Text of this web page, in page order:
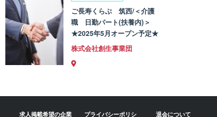
ご長寿くらぶ 筑西/＜介護
職 日勤パート(扶養内)＞
★2025年5月オープン予定★
株式会社創生事業団
求人掲載希望の企業 プライバシーポリシ 退会について